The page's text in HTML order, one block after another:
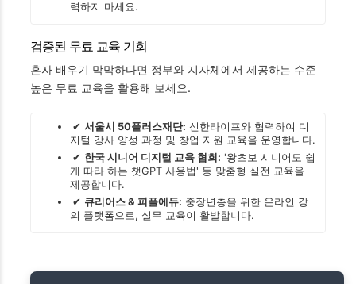
력하지 마세요.
검증된 무료 교육 기회
혼자 배우기 막막하다면 정부와 지자체에서 제공하는 수준
높은 무료 교육을 활용해 보세요.
✔ 서울시 50플러스재단: 신한라이프와 협력하여 디
지털 강사 양성 과정 및 창업 지원 교육을 운영합니다.
✔ 한국 시니어 디지털 교육 협회: '왕초보 시니어도 쉽
게 따라 하는 챗GPT 사용법' 등 맞춤형 실전 교육을
제공합니다.
✔ 큐리어스 & 피플에듀: 중장년층을 위한 온라인 강
의 플랫폼으로, 실무 교육이 활발합니다.